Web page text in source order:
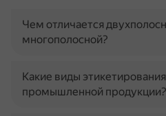
Чем отличается
многополосной?
Какие виды
промышленной продукции?